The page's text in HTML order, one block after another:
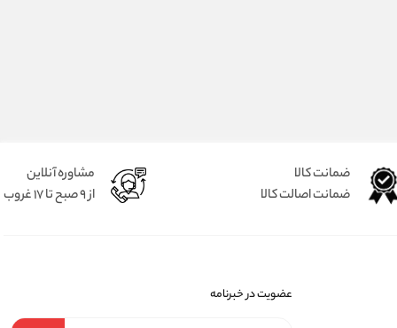
ضمانت کالا
ضمانت اصالت کالا
مشاوره آنلاین
از 9 صبح تا 17 غروب
عضویت در خبرنامه